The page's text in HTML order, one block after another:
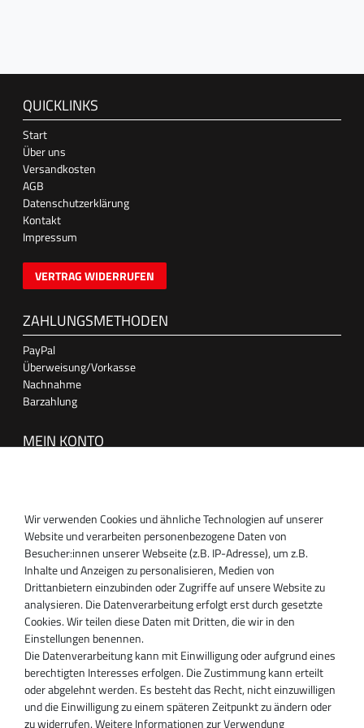
QUICKLINKS
Start
Über uns
Versandkosten
AGB
Datenschutzerklärung
Kontakt
Impressum
VERTRAG WIDERRUFEN
ZAHLUNGSMETHODEN
PayPal
Überweisung/Vorkasse
Nachnahme
Barzahlung
MEIN KONTO
SUPPORT
Inhaber:
Magnos Turbosystems GmbH
Miraustraße 27-29
D-13509 Berlin
+49 30 340 606 740
+49 30 340 606 740
+49 30 340 606 745
info@turboservice24.de
Aktuelle Öffnungszeiten
Wir verwenden Cookies und ähnliche Technologien auf unserer
Website und verarbeiten personenbezogene Daten von
Besucher:innen unserer Webseite (z.B. IP-Adresse), um z.B.
Inhalte und Anzeigen zu personalisieren, Medien von
Drittanbietern einzubinden oder Zugriffe auf unsere Website zu
analysieren. Die Datenverarbeitung erfolgt erst durch gesetzte
Cookies. Wir teilen diese Daten mit Dritten, die wir in den
Einstellungen benennen.
Die Datenverarbeitung kann mit Einwilligung oder aufgrund eines
berechtigten Interesses erfolgen. Die Zustimmung kann erteilt
oder abgelehnt werden. Es besteht das Recht, nicht einzuwilligen
und die Einwilligung zu einem späteren Zeitpunkt zu ändern oder
zu widerrufen. Weitere Informationen zur Verwendung